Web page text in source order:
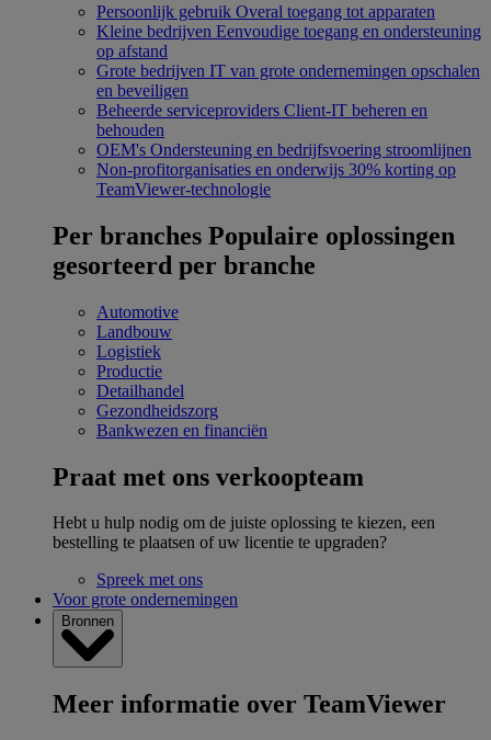
Persoonlijk gebruik Overal toegang tot apparaten
Kleine bedrijven Eenvoudige toegang en ondersteuning
op afstand
Grote bedrijven IT van grote ondernemingen opschalen
en beveiligen
Beheerde serviceproviders Client-IT beheren en
behouden
OEM's Ondersteuning en bedrijfsvoering stroomlijnen
Non-profitorganisaties en onderwijs 30% korting op
TeamViewer-technologie
Per branches Populaire oplossingen
gesorteerd per branche
Automotive
Landbouw
Logistiek
Productie
Detailhandel
Gezondheidszorg
Bankwezen en financiën
Praat met ons verkoopteam
Hebt u hulp nodig om de juiste oplossing te kiezen, een
bestelling te plaatsen of uw licentie te upgraden?
Spreek met ons
Voor grote ondernemingen
Bronnen
Meer informatie over TeamViewer